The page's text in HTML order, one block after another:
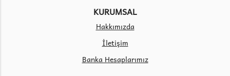
KURUMSAL
Hakkımızda
İletişim
Banka Hesaplarımız